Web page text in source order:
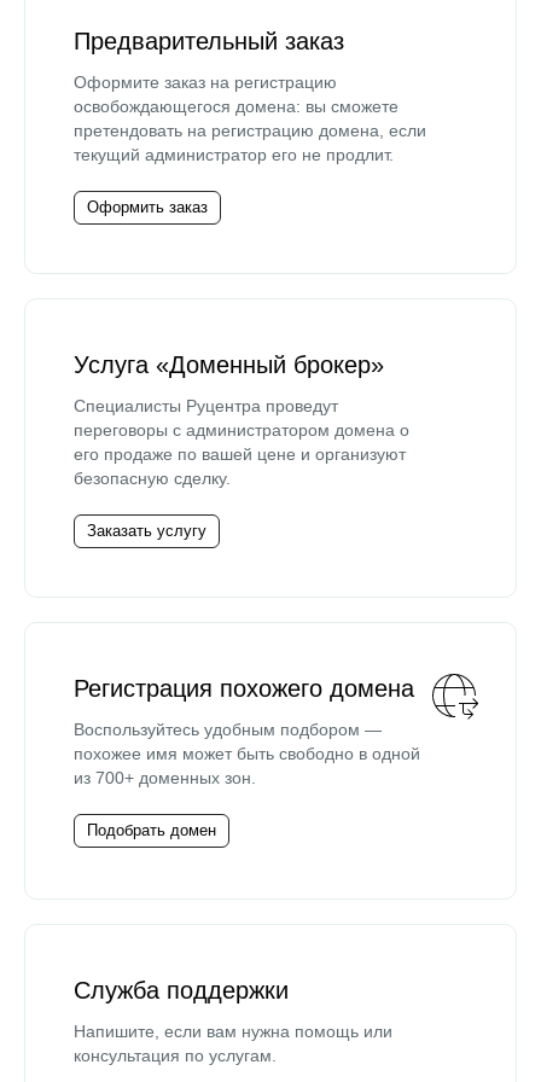
Предварительный заказ
Оформите заказ на регистрацию
освобождающегося домена: вы сможете
претендовать на регистрацию домена, если
текущий администратор его не продлит.
Оформить заказ
Услуга «Доменный брокер»
Специалисты Руцентра проведут
переговоры с администратором домена о
его продаже по вашей цене и организуют
безопасную сделку.
Заказать услугу
Регистрация похожего домена
Воспользуйтесь удобным подбором —
похожее имя может быть свободно в одной
из 700+ доменных зон.
Подобрать домен
Служба поддержки
Напишите, если вам нужна помощь или
консультация по услугам.